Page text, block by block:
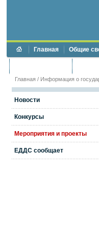
Главная Общие
Главная / Информация о
Новости
Конкурсы
Мероприятия и проекты
ЕДДС сообщает